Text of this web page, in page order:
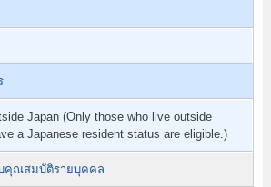
Japan (Only those who live outside
a Japanese resident status are eligible.)
คุณสมบัติรายบุคคล